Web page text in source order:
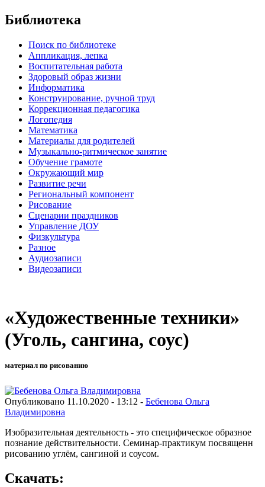
Библиотека
Поиск по библиотеке
Аппликация, лепка
Воспитательная работа
Здоровый образ жизни
Информатика
Конструирование, ручной труд
Коррекционная педагогика
Логопедия
Математика
Материалы для родителей
Музыкально-ритмическое занятие
Обучение грамоте
Окружающий мир
Развитие речи
Региональный компонент
Рисование
Сценарии праздников
Управление ДОУ
Физкультура
Разное
Аудиозаписи
Видеозаписи
«Художественные техники»
(Уголь, сангина, соус)
материал по рисованию
Опубликовано 11.10.2020 - 13:12 - Бебенова Ольга
Владимировна
Изобразительная деятельность - это специфическое образное
познание действительности. Семинар-практикум посвященн
рисованию углём, сангиной и соусом.
Скачать: